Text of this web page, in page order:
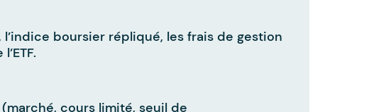
boursier répliqué, les frais de gestion
cours limité, seuil de